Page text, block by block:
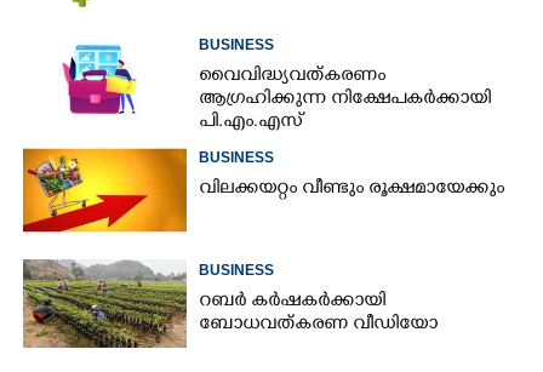
BUSINESS
വൈവിദ്ധ്യവത്കരണം
ആഗ്രഹിക്കുന്ന നിക്ഷേപകർക്കായി
പി.എം.എസ്
BUSINESS
വിലക്കയറ്റം വീണ്ടും രൂക്ഷമായേക്കും
BUSINESS
റബർ കർഷകർക്കായി
ബോധവത്കരണ വീഡിയോ